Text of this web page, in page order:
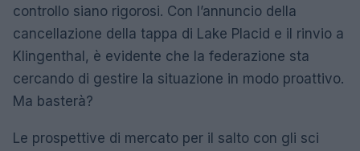
controllo siano rigorosi. Con l’annuncio della
cancellazione della tappa di Lake Placid e il rinvio a
Klingenthal, è evidente che la federazione sta
cercando di gestire la situazione in modo proattivo.
Ma basterà?
Le prospettive di mercato per il salto con gli sci